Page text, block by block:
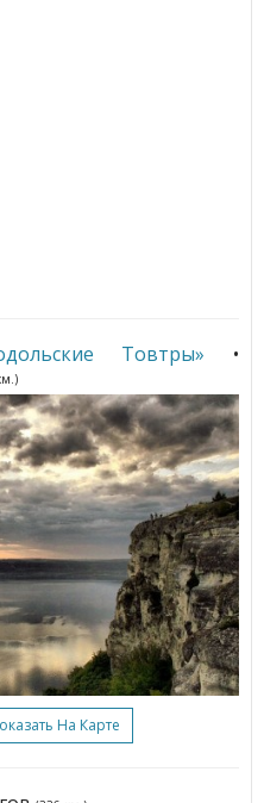
Товтры»
•
На Карте